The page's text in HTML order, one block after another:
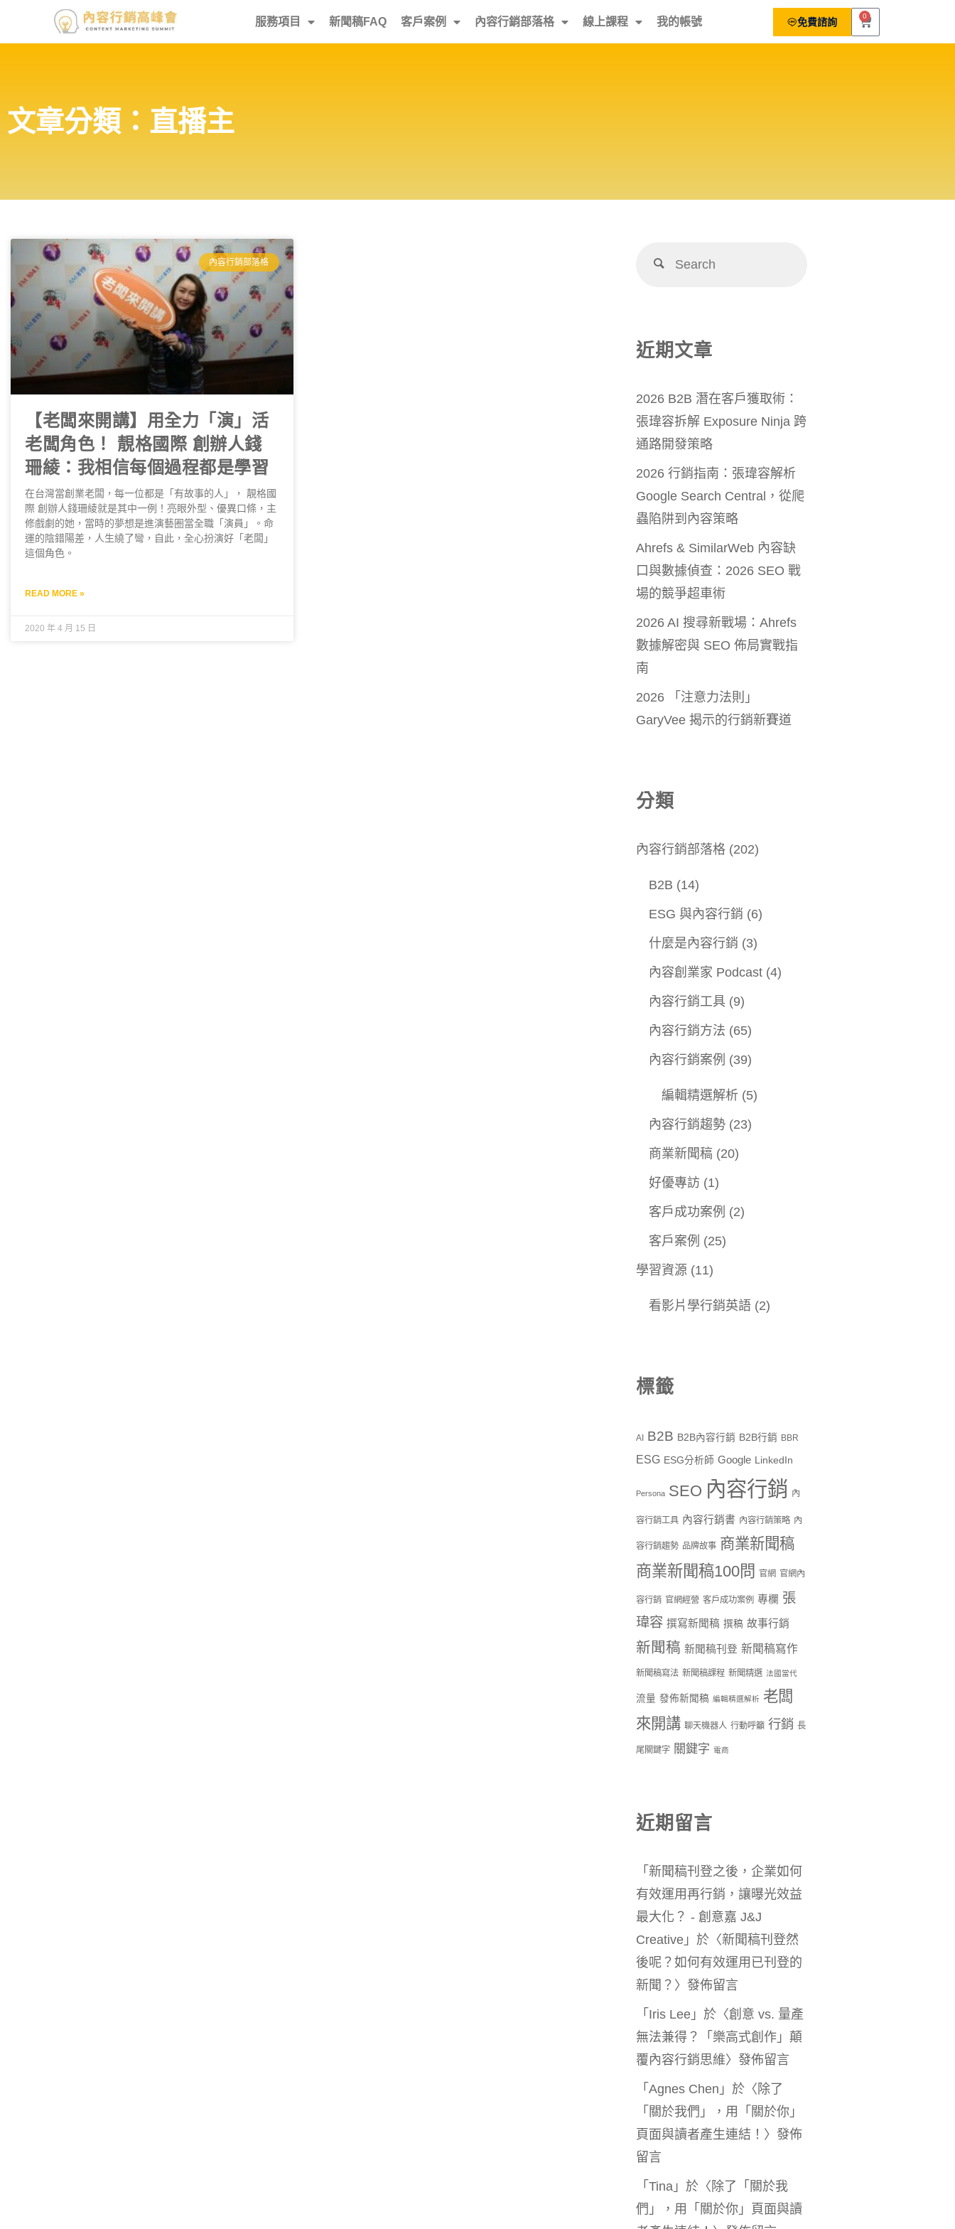
服務項目 新聞稿FAQ 客戶案例 內容行銷部落格 線上課程 我的帳號 免費諮詢
0
文章分類：直播主
內容行銷部落格
【老闆來開講】用全力「演」活
老闆角色！ 靚格國際 創辦人錢
珊綾：我相信每個過程都是學習
在台灣當創業老闆，每一位都是「有故事的人」， 靚格國
際 創辦人錢珊綾就是其中一例！亮眼外型、優異口條，主
修戲劇的她，當時的夢想是進演藝圈當全職「演員」。命
運的陰錯陽差，人生繞了彎，自此，全心扮演好「老闆」
這個角色。
READ MORE »
2020 年 4 月 15 日
近期文章
2026 B2B 潛在客戶獲取術：
張瑋容拆解 Exposure Ninja 跨
通路開發策略
2026 行銷指南：張瑋容解析
Google Search Central，從爬
蟲陷阱到內容策略
Ahrefs & SimilarWeb 內容缺
口與數據偵查：2026 SEO 戰
場的競爭超車術
2026 AI 搜尋新戰場：Ahrefs
數據解密與 SEO 佈局實戰指
南
2026 「注意力法則」
GaryVee 揭示的行銷新賽道
分類
內容行銷部落格 (202)
B2B (14)
ESG 與內容行銷 (6)
什麼是內容行銷 (3)
內容創業家 Podcast (4)
內容行銷工具 (9)
內容行銷方法 (65)
內容行銷案例 (39)
編輯精選解析 (5)
內容行銷趨勢 (23)
商業新聞稿 (20)
好優專訪 (1)
客戶成功案例 (2)
客戶案例 (25)
學習資源 (11)
看影片學行銷英語 (2)
標籤
AI B2B B2B內容行銷 B2B行銷 BBR
ESG ESG分析師 Google LinkedIn
Persona SEO 內容行銷 內
容行銷工具 內容行銷書 內容行銷策略 內
容行銷趨勢 品牌故事 商業新聞稿
商業新聞稿100問 官網 官網內
容行銷 官網經營 客戶成功案例 專欄 張
瑋容 撰寫新聞稿 撰稿 故事行銷
新聞稿 新聞稿刊登 新聞稿寫作
新聞稿寫法 新聞稿課程 新聞精選 法國當代
流量 發佈新聞稿 編輯精選解析 老闆
來開講 聊天機器人 行動呼籲 行銷 長
尾關鍵字 關鍵字 電商
近期留言
「 新聞稿刊登之後，企業如何
有效運用再行銷，讓曝光效益
最大化？ - 創意嘉 J&J
Creative 」於〈新聞稿刊登然
後呢？如何有效運用已刊登的
新聞？ 〉發佈留言
「 Iris Lee 」於〈創意 vs. 量產
無法兼得？「樂高式創作」顛
覆內容行銷思維〉發佈留言
「 Agnes Chen 」於〈 除了
「關於我們」，用「關於你」
頁面與讀者產生連結！ 〉發佈
留言
「 Tina 」於〈 除了「關於我
們」，用「關於你」頁面與讀